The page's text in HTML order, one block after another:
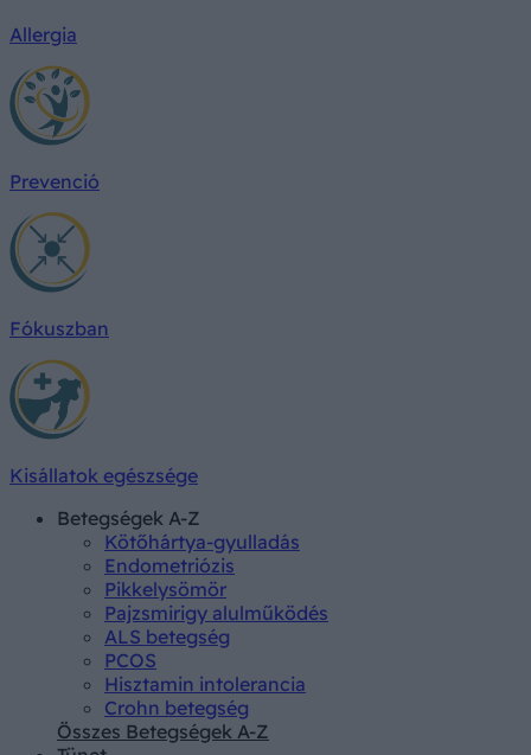
Allergia
Prevenció
Fókuszban
Kisállatok egészsége
Betegségek A-Z
Kötőhártya-gyulladás
Endometriózis
Pikkelysömör
Pajzsmirigy alulműködés
ALS betegség
PCOS
Hisztamin intolerancia
Crohn betegség
Összes Betegségek A-Z